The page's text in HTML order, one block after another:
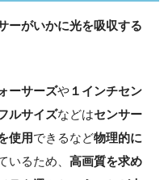
ーがいかに光を吸収する
ーサーズや １インチセン
ルサイズなどはセンサー
使用できるなど物理的に
いるため、 高画質を求め